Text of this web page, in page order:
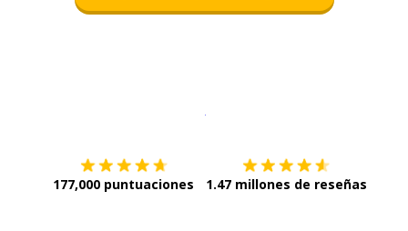
177,000 puntuaciones 1.47 millones de reseñas